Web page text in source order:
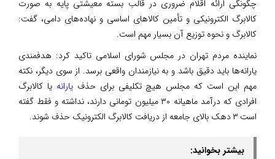
چگونگی ارائه اقلام ضروری در قالب بسته معیشتی پایه به صورت
کالابرگ الکترونیکی و تأمین کالاهای اساسی و نهاده‌های دامی، گفت:
کالابرگ و نحوه توزیع آن بسیار مهم است.
نماینده مردم تهران در مجلس شورای اسلامی تاکید کرد: هدفمندی
یارانه‌ها باید دقیق باشد و به نیازمندان واقعی برسد. از سوی دیگر، نکته
مهم این است که مجلس هیچ تکلیفی برای حذفیارانه یا کالابرگ
افرادی که درآمد ماهیانه ۳۰ میلیون تومانی دارند، نداشته و فقط گفته
است ۳ دهک بالای جامعه از دریافت کالابرگ الکترونیک حذف شوند.
بیشتر بخوانید: